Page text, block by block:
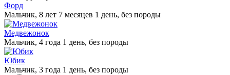
Форд
Мальчик, 8 лет 7 месяцев 1 день, без породы
Медвежонок
Мальчик, 4 года 1 день, без породы
Юбик
Мальчик, 3 года 1 день, без породы